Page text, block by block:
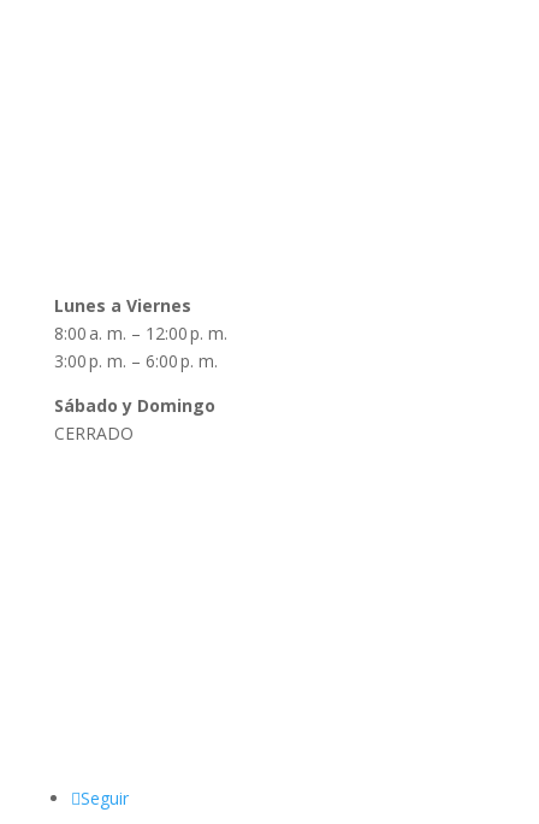
Lunes a Viernes
8:00 a. m. – 12:00 p. m.
3:00 p. m. – 6:00 p. m.
Sábado y Domingo
CERRADO
Seguir